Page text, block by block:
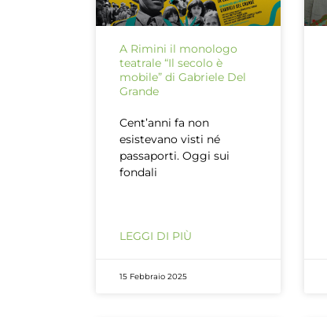
A Rimini il monologo
teatrale “Il secolo è
mobile” di Gabriele Del
Grande
Cent’anni fa non
esistevano visti né
passaporti. Oggi sui
fondali
LEGGI DI PIÙ
15 Febbraio 2025